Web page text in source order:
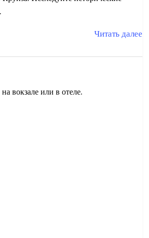
Читать далее
вокзале или в отеле.